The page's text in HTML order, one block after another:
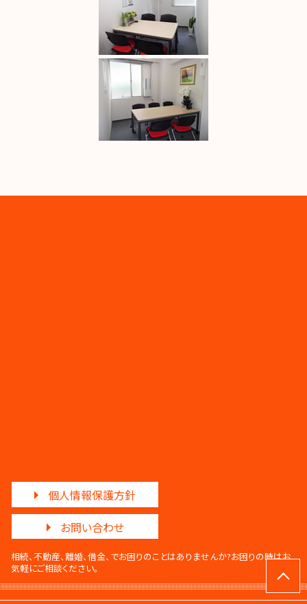
個人情報保護方針
お問い合わせ
相続、不動産、離婚、借金、でお困りのことはありませんか?お困りの時はお
気軽にご相談ください。